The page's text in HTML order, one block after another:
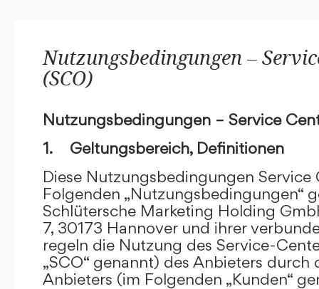
Nutzungsbedingungen –
(SCO)
Nutzungsbedingungen – Service
1. Geltungsbereich, Definitionen
Diese Nutzungsbedingungen Service
Folgenden „Nutzungsbedingungen“
Schlütersche Marketing Holding
7, 30173 Hannover und ihrer
regeln die Nutzung des Service-
„SCO“ genannt) des Anbieters durch
Anbieters (im Folgenden „Kunden“